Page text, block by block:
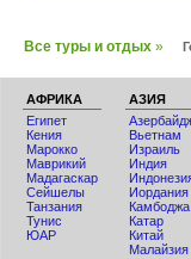
Все туры и отдых »
АФРИКА
Египет
Кения
Мaрокко
Маврикий
Мадагаскар
Сейшелы
Танзания
Тунис
ЮАР
АЗИЯ
Вьетнам
Израиль
Индия
Иордания
Камбоджа
Катар
Китай
Малайзия